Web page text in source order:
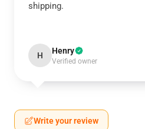
shipping.
H Henry
Verified owner
Write your review